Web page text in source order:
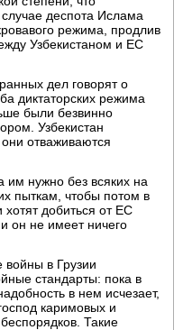
деспота Ислама
режима, продлив
Узбекистаном и ЕС
дел говорят о
диктаторских режима
были безвинно
Узбекистан
отваживаются
им нужно без всяких на
пыткам, чтобы потом в
хотят добиться от ЕС
он не имеет ничего
войны в Грузии
стандарты: пока в
в нем исчезает,
каримовых и
Такие